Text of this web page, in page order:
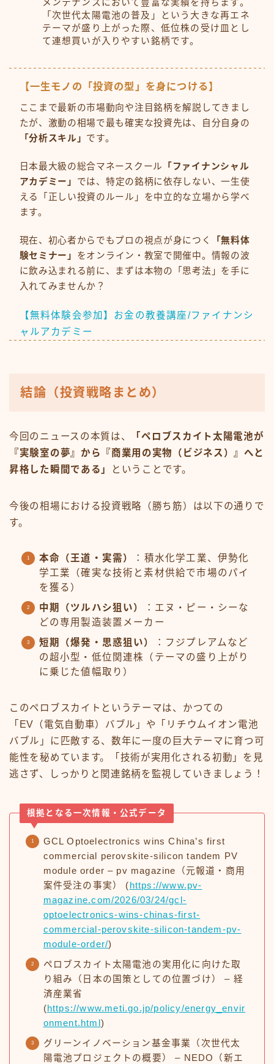
メンテナンスにおいて豊富な実績を持ちます。
「次世代太陽電池の普及」という大きな再エネ
テーマが盛り上がった際、低位株の受け皿とし
て連想買いが入りやすい銘柄です。
【一生モノの「投資の型」を身につける】
ここまで最新の市場動向や注目銘柄を解説してきまし
たが、激動の相場で最も確実な投資先は、自分自身の
「分析スキル」 です。
日本最大級の総合マネースクール
「ファイナンシャル
アカデミー」 では、特定の銘柄に依存しない、一生使
える「正しい投資のルール」を中立的な立場から学べ
ます。
現在、初心者からでもプロの視点が身につく
「無料体
験セミナー」 をオンライン・教室で開催中。情報の波
に飲み込まれる前に、まずは本物の「思考法」を手に
入れてみませんか？
【無料体験会参加】お金の教養講座/ファイナンシ
ャルアカデミー
結論（投資戦略まとめ）
今回のニュースの本質は、
「ペロブスカイト太陽電池が
『実験室の夢』から『商業用の実物（ビジネス）』へと
昇格した瞬間である」
ということです。
今後の相場における投資戦略（勝ち筋）は以下の通りで
す。
本命（王道・実需）
：積水化学工業、伊勢化
学工業（確実な技術と素材供給で市場のパイ
を獲る）
中期（ツルハシ狙い）
：エヌ・ピー・シーな
どの専用製造装置メーカー
短期（爆発・思惑狙い）
：フジプレアムなど
の超小型・低位関連株（テーマの盛り上がり
に乗じた値幅取り）
このペロブスカイトというテーマは、かつての
「EV（電気自動車）バブル」や「リチウムイオン電池
バブル」に匹敵する、数年に一度の巨大テーマに育つ可
能性を秘めています。「技術が実用化される初動」を見
逃さず、しっかりと関連銘柄を監視していきましょう！
根拠となる一次情報・公式データ
GCL Optoelectronics wins China’s first
commercial perovskite-silicon tandem PV
module order – pv magazine（元報道・商用
案件受注の事実） ( https://www.pv-
magazine.com/2026/03/24/gcl-
optoelectronics-wins-chinas-first-
commercial-perovskite-silicon-tandem-pv-
module-order/)
ペロブスカイト太陽電池の実用化に向けた取
り組み（日本の国策としての位置づけ） – 経
済産業省
(https://www.meti.go.jp/policy/energy_envir
onment.html )
グリーンイノベーション基金事業（次世代太
陽電池プロジェクトの概要） – NEDO（新エ